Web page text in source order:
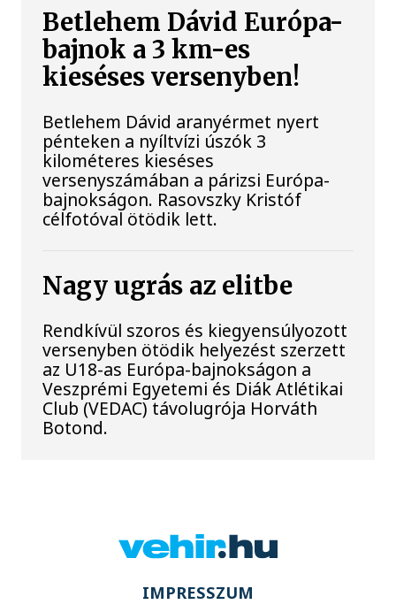
Betlehem Dávid Európa-
bajnok a 3 km-es
kieséses versenyben!
Betlehem Dávid aranyérmet nyert
pénteken a nyíltvízi úszók 3
kilométeres kieséses
versenyszámában a párizsi Európa-
bajnokságon. Rasovszky Kristóf
célfotóval ötödik lett.
Nagy ugrás az elitbe
Rendkívül szoros és kiegyensúlyozott
versenyben ötödik helyezést szerzett
az U18-as Európa-bajnokságon a
Veszprémi Egyetemi és Diák Atlétikai
Club (VEDAC) távolugrója Horváth
Botond.
IMPRESSZUM